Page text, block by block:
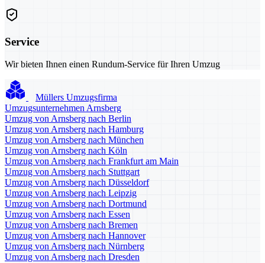
Service
Wir bieten Ihnen einen Rundum-Service für Ihren Umzug
Müllers Umzugsfirma
Umzugsunternehmen Arnsberg
Umzug von Arnsberg nach Berlin
Umzug von Arnsberg nach Hamburg
Umzug von Arnsberg nach München
Umzug von Arnsberg nach Köln
Umzug von Arnsberg nach Frankfurt am Main
Umzug von Arnsberg nach Stuttgart
Umzug von Arnsberg nach Düsseldorf
Umzug von Arnsberg nach Leipzig
Umzug von Arnsberg nach Dortmund
Umzug von Arnsberg nach Essen
Umzug von Arnsberg nach Bremen
Umzug von Arnsberg nach Hannover
Umzug von Arnsberg nach Nürnberg
Umzug von Arnsberg nach Dresden